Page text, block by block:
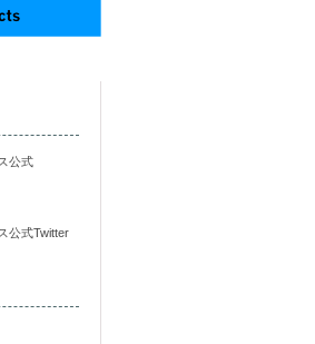
公式
公式Twitter